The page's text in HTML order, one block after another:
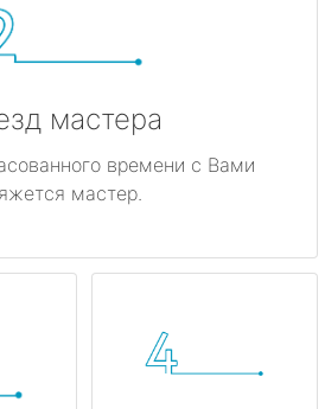
мастера
времени с Вами
мастер.